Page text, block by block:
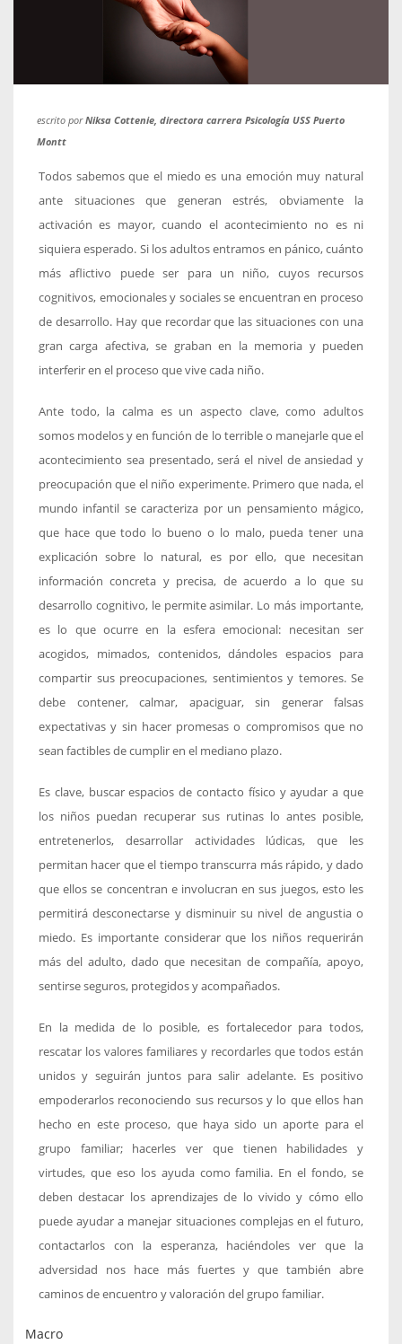
escrito porNiksa Cottenie, directora carrera Psicología USS Puerto
Montt
Todos sabemos que el miedo es una emoción muy natural
ante situaciones que generan estrés, obviamente la
activación es mayor, cuando el acontecimiento no es ni
siquiera esperado. Si los adultos entramos en pánico, cuánto
más aflictivo puede ser para un niño, cuyos recursos
cognitivos, emocionales y sociales se encuentran en proceso
de desarrollo. Hay que recordar que las situaciones con una
gran carga afectiva, se graban en la memoria y pueden
interferir en el proceso que vive cada niño.
Ante todo, la calma es un aspecto clave, como adultos
somos modelos y en función de lo terrible o manejarle que el
acontecimiento sea presentado, será el nivel de ansiedad y
preocupación que el niño experimente. Primero que nada, el
mundo infantil se caracteriza por un pensamiento mágico,
que hace que todo lo bueno o lo malo, pueda tener una
explicación sobre lo natural, es por ello, que necesitan
información concreta y precisa, de acuerdo a lo que su
desarrollo cognitivo, le permite asimilar. Lo más importante,
es lo que ocurre en la esfera emocional: necesitan ser
acogidos, mimados, contenidos, dándoles espacios para
compartir sus preocupaciones, sentimientos y temores. Se
debe contener, calmar, apaciguar, sin generar falsas
expectativas y sin hacer promesas o compromisos que no
sean factibles de cumplir en el mediano plazo.
Es clave, buscar espacios de contacto físico y ayudar a que
los niños puedan recuperar sus rutinas lo antes posible,
entretenerlos, desarrollar actividades lúdicas, que les
permitan hacer que el tiempo transcurra más rápido, y dado
que ellos se concentran e involucran en sus juegos, esto les
permitirá desconectarse y disminuir su nivel de angustia o
miedo. Es importante considerar que los niños requerirán
más del adulto, dado que necesitan de compañía, apoyo,
sentirse seguros, protegidos y acompañados.
En la medida de lo posible, es fortalecedor para todos,
rescatar los valores familiares y recordarles que todos están
unidos y seguirán juntos para salir adelante. Es positivo
empoderarlos reconociendo sus recursos y lo que ellos han
hecho en este proceso, que haya sido un aporte para el
grupo familiar; hacerles ver que tienen habilidades y
virtudes, que eso los ayuda como familia. En el fondo, se
deben destacar los aprendizajes de lo vivido y cómo ello
puede ayudar a manejar situaciones complejas en el futuro,
contactarlos con la esperanza, haciéndoles ver que la
adversidad nos hace más fuertes y que también abre
caminos de encuentro y valoración del grupo familiar.
Macro